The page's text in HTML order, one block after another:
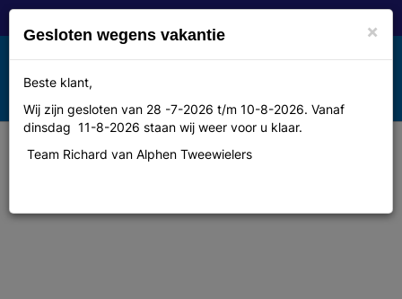
Toggle
navigation
MENU
Unbranded zadeldek Raincover in
×
Gesloten wegens vakantie
Beste klant,
Wij zijn gesloten van 28 -7-2026 t/m 10-8-2026. Vanaf
dinsdag 11-8-2026 staan wij weer voor u klaar.
Team Richard van Alphen Tweewielers